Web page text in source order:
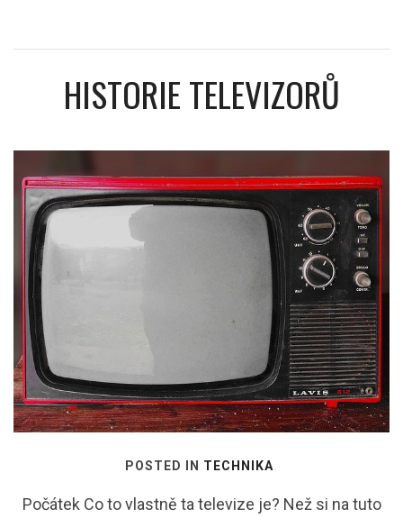
HISTORIE TELEVIZORŮ
POSTED IN TECHNIKA
Počátek Co to vlastně ta televize je? Než si na tuto